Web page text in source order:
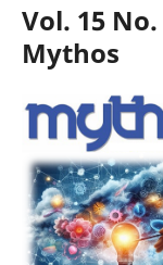
Vol. 15
Mythos